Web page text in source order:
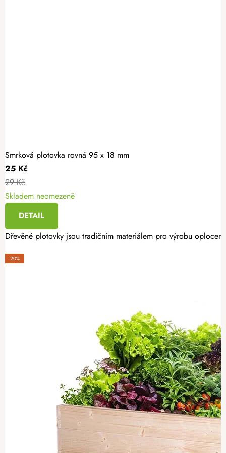
Smrková plotovka rovná 95 x 18 mm
25 Kč
29 Kč
Skladem neomezeně
DETAIL
Dřevěné plotovky jsou tradičním materiálem pro výrobu
-20%